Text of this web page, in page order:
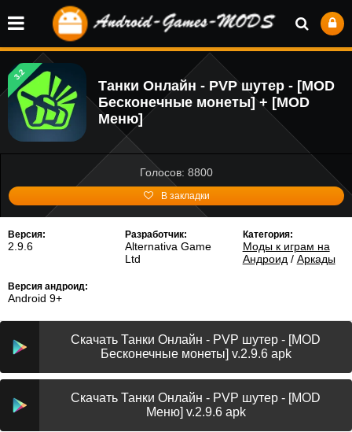
3.2
Танки Онлайн - PVP шутер - [MOD
Бесконечные монеты] + [MOD
Меню]
Голосов: 8800
В закладки
Версия:
2.9.6
Разработчик:
Alternativa Game
Ltd
Категория:
Моды к играм на
Андроид / Аркады
Версия андроид:
Android 9+
Скачать Танки Онлайн - PVP шутер - [MOD
Бесконечные монеты] v.2.9.6 apk
Скачать Танки Онлайн - PVP шутер - [MOD
Меню] v.2.9.6 apk